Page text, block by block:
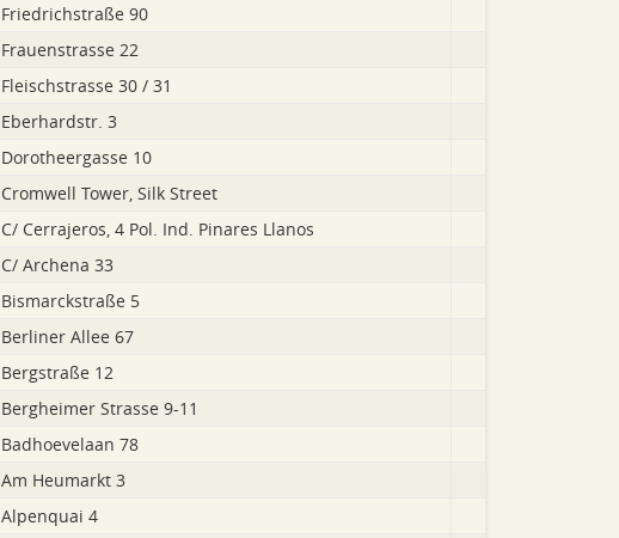
Friedrichstraße 90
Frauenstrasse 22
Fleischstrasse 30 / 31
Eberhardstr. 3
Dorotheergasse 10
Cromwell Tower, Silk Street
C/ Cerrajeros, 4 Pol. Ind. Pinares Llanos
C/ Archena 33
Bismarckstraße 5
Berliner Allee 67
Bergstraße 12
Bergheimer Strasse 9-11
Badhoevelaan 78
Am Heumarkt 3
Alpenquai 4